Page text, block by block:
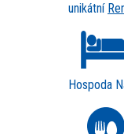
unikátní
Hospoda